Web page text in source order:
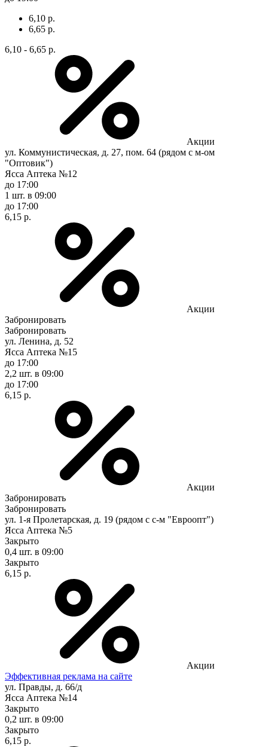
6,10 р.
6,65 р.
6,10 - 6,65 р.
Акции
ул. Коммунистическая, д. 27, пом. 64 (рядом с м-ом
"Оптовик")
Ясса Аптека №12
до 17:00
1 шт. в 09:00
до 17:00
6,15 р.
Акции
Забронировать
Забронировать
ул. Ленина, д. 52
Ясса Аптека №15
до 17:00
2,2 шт. в 09:00
до 17:00
6,15 р.
Акции
Забронировать
Забронировать
ул. 1-я Пролетарская, д. 19 (рядом с с-м "Евроопт")
Ясса Аптека №5
Закрыто
0,4 шт. в 09:00
Закрыто
6,15 р.
Акции
Эффективная реклама на сайте
ул. Правды, д. 66/д
Ясса Аптека №14
Закрыто
0,2 шт. в 09:00
Закрыто
6,15 р.